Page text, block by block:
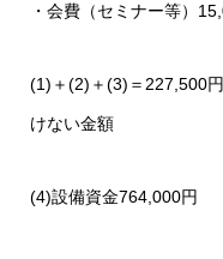
・会費（セミナー等）
(1)＋(2)＋(3)＝227,500
けない金額
(4)設備資金764,000円